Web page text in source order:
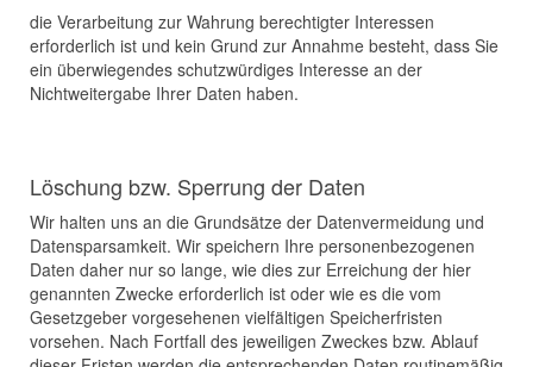
die Verarbeitung zur Wahrung berechtigter Interessen
erforderlich ist und kein Grund zur Annahme besteht, dass Sie
ein überwiegendes schutzwürdiges Interesse an der
Nichtweitergabe Ihrer Daten haben.
Löschung bzw. Sperrung der Daten
Wir halten uns an die Grundsätze der Datenvermeidung und
Datensparsamkeit. Wir speichern Ihre personenbezogenen
Daten daher nur so lange, wie dies zur Erreichung der hier
genannten Zwecke erforderlich ist oder wie es die vom
Gesetzgeber vorgesehenen vielfältigen Speicherfristen
vorsehen. Nach Fortfall des jeweiligen Zweckes bzw. Ablauf